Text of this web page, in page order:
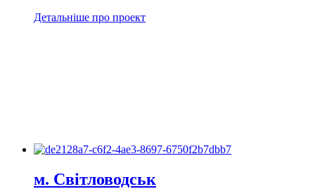
Детальніше про проект
м. Свiтловодськ